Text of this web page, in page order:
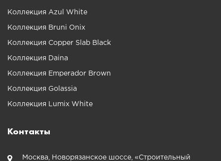
Коллекция Azul White
Коллекция Bruni Onix
Коллекция Copper Slab Black
Коллекция Daina
Коллекция Emperador Brown
Коллекция Golassia
Коллекция Lumix White
Контакты
Москва, Новорязанское шоссе, «Строительный